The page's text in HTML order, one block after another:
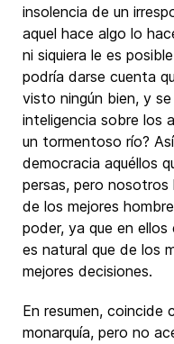
insolencia de un
aquel hace algo lo
ni siquiera le es
podría darse cuenta
visto ningún bien, y
inteligencia sobre los
un tormentoso río?
democracia aquéllos
persas, pero nosotros
de los mejores
poder, ya que en
es natural que de los
mejores decisiones.
En resumen, coincide
monarquía, pero no